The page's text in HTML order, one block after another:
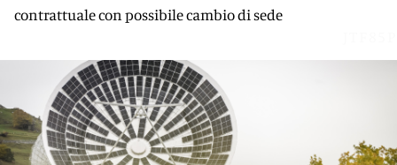
contrattuale con possibile cambio di sede